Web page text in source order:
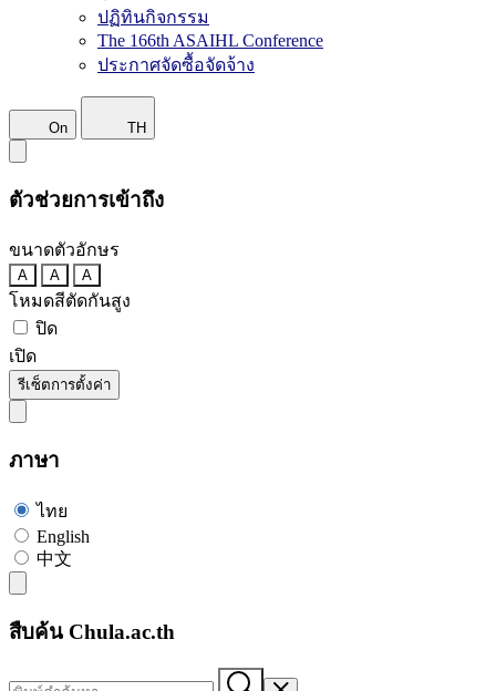
ปฏิทินกิจกรรม
The 166th ASAIHL Conference
ประกาศจัดซื้อจัดจ้าง
On TH
ตัวช่วยการเข้าถึง
ขนาดตัวอักษร
A A A
โหมดสีตัดกันสูง
ปิด
เปิด
รีเซ็ตการตั้งค่า
ภาษา
ไทย
English
中文
สืบค้น Chula.ac.th